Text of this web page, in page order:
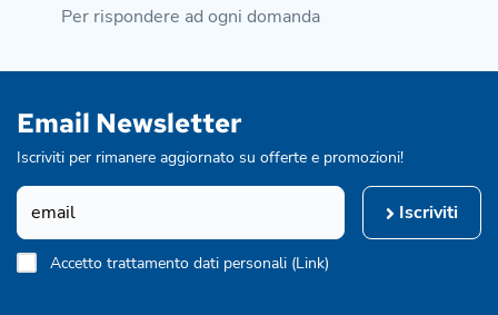
Per rispondere ad ogni domanda
Email Newsletter
Iscriviti per rimanere aggiornato su offerte e promozioni!
Iscriviti
Accetto trattamento dati personali (Link)